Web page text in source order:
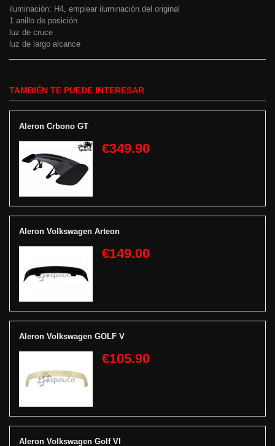
iluminación: H4, emplear iluminación del original
1 anillo de posición
luz de cruce
luz de largo alcance
TAMBIÉN TE PUEDE INTERESAR
Aleron Crbono GT
€349.90
Aleron Volkswagen Arteon
€149.00
Aleron Volkswagen GOLF V
€105.90
Aleron Volkswagen Golf VI